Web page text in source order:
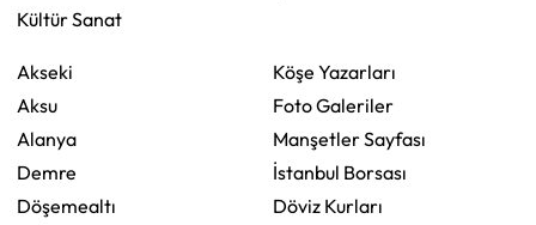
Kültür Sanat
Akseki
Aksu
Alanya
Demre
Döşemealtı
Köşe Yazarları
Foto Galeriler
Manşetler Sayfası
İstanbul Borsası
Döviz Kurları